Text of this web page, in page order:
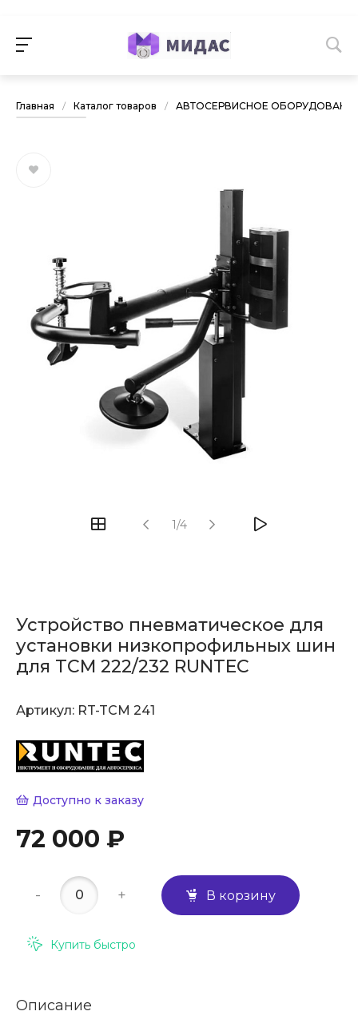
Главная / Каталог товаров / АВТОСЕРВИСНОЕ
1/4
Устройство пневматическое для
установки низкопрофильных шин
для TCM 222/232 RUNTEC
Артикул: RT-TCM 241
Доступно к заказу
72 000 ₽
- + В корзину
Купить быстро
Описание